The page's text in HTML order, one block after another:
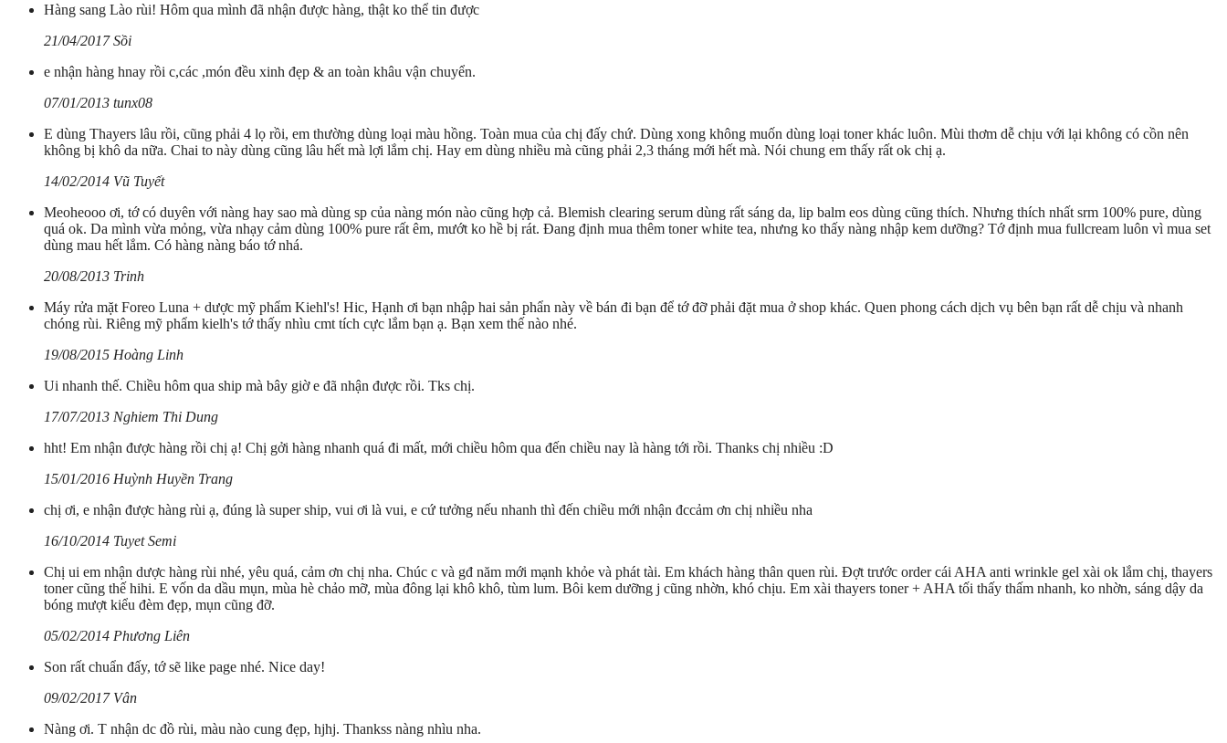
Hàng sang Lào rùi! Hôm qua mình đã nhận được hàng, thật ko thể tin được
21/04/2017 Sồi
e nhận hàng hnay rồi c,các ,món đều xinh đẹp & an toàn khâu vận chuyển.
07/01/2013 tunx08
E dùng Thayers lâu rồi, cũng phải 4 lọ rồi, em thường dùng loại màu hồng. Toàn mua của chị đấy chứ. Dùng xong không muốn dùng loại toner khác luôn. Mùi thơm dễ chịu với lại không có cồn nên
không bị khô da nữa. Chai to này dùng cũng lâu hết mà lợi lắm chị. Hay em dùng nhiều mà cũng phải 2,3 tháng mới hết mà. Nói chung em thấy rất ok chị ạ.
14/02/2014 Vũ Tuyết
Meoheooo ơi, tớ có duyên với nàng hay sao mà dùng sp của nàng món nào cũng hợp cả. Blemish clearing serum dùng rất sáng da, lip balm eos dùng cũng thích. Nhưng thích nhất srm 100% pure, dùng
quá ok. Da mình vừa mỏng, vừa nhạy cảm dùng 100% pure rất êm, mướt ko hề bị rát. Đang định mua thêm toner white tea, nhưng ko thấy nàng nhập kem dưỡng? Tớ định mua fullcream luôn vì mua set
dùng mau hết lắm. Có hàng nàng báo tớ nhá.
20/08/2013 Trinh
Máy rửa mặt Foreo Luna + dược mỹ phẩm Kiehl's! Hic, Hạnh ơi bạn nhập hai sản phẩn này về bán đi bạn để tớ đỡ phải đặt mua ở shop khác. Quen phong cách dịch vụ bên bạn rất dễ chịu và nhanh
chóng rùi. Riêng mỹ phẩm kielh's tớ thấy nhìu cmt tích cực lắm bạn ạ. Bạn xem thế nào nhé.
19/08/2015 Hoàng Linh
Ui nhanh thế. Chiều hôm qua ship mà bây giờ e đã nhận được rồi. Tks chị.
17/07/2013 Nghiem Thi Dung
hht! Em nhận được hàng rồi chị ạ! Chị gởi hàng nhanh quá đi mất, mới chiều hôm qua đến chiều nay là hàng tới rồi. Thanks chị nhiều :D
15/01/2016 Huỳnh Huyền Trang
chị ơi, e nhận được hàng rùi ạ, đúng là super ship, vui ơi là vui, e cứ tưởng nếu nhanh thì đến chiều mới nhận đccảm ơn chị nhiều nha
16/10/2014 Tuyet Semi
Chị ui em nhận dược hàng rùi nhé, yêu quá, cảm ơn chị nha. Chúc c và gđ năm mới mạnh khỏe và phát tài. Em khách hàng thân quen rùi. Đợt trước order cái AHA anti wrinkle gel xài ok lắm chị, thayers
toner cũng thế hihi. E vốn da dầu mụn, mùa hè chảo mỡ, mùa đông lại khô khô, tùm lum. Bôi kem dưỡng j cũng nhờn, khó chịu. Em xài thayers toner + AHA tối thấy thấm nhanh, ko nhờn, sáng dậy da
bóng mượt kiểu đèm đẹp, mụn cũng đỡ.
05/02/2014 Phương Liên
Son rất chuẩn đấy, tớ sẽ like page nhé. Nice day!
09/02/2017 Vân
Nàng ơi. T nhận dc đồ rùi, màu nào cung đẹp, hjhj. Thankss nàng nhìu nha.